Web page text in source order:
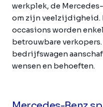
werkplek, de
om zijn veelzijdigheid.
occasions worden
betrouwbare
bedrijfswagen
wensen en behoeften.